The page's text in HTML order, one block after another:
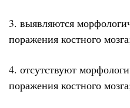
3. выявляются
поражения костного
4. отсутствуют
поражения костного